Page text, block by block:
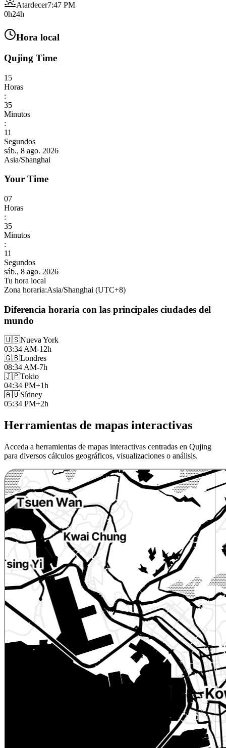
Atardecer7:47 PM
0h24h
Hora local
Qujing Time
15
Horas
:
35
Minutos
:
13
Segundos
sáb., 8 ago. 2026
Asia/Shanghai
Your Time
07
Horas
:
35
Minutos
:
13
Segundos
sáb., 8 ago. 2026
Tu hora local
Zona horaria:Asia/Shanghai (UTC+8)
Diferencia horaria con las principales ciudades del
mundo
🇺🇸Nueva York
03:34 AM-12h
🇬🇧Londres
08:34 AM-7h
🇯🇵Tokio
04:34 PM+1h
🇦🇺Sídney
05:34 PM+2h
Herramientas de mapas interactivas
Acceda a herramientas de mapas interactivas centradas en Qujing
para diversos cálculos geográficos, visualizaciones o análisis.